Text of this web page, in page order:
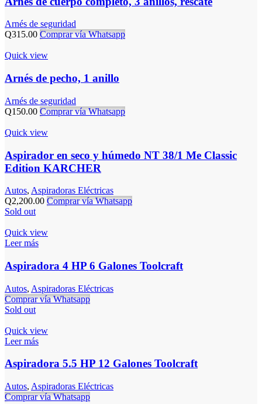
Arnés de seguridad
Q315.00 Comprar vía Whatsapp
Quick view
Arnés de pecho, 1 anillo
Arnés de seguridad
Q150.00 Comprar vía Whatsapp
Quick view
Aspirador en seco y húmedo NT 38/1 Me Classic
Edition KARCHER
Autos, Aspiradoras Eléctricas
Q2,200.00 Comprar vía Whatsapp
Sold out
Quick view
Leer más
Aspiradora 4 HP 6 Galones Toolcraft
Autos, Aspiradoras Eléctricas
Comprar vía Whatsapp
Sold out
Quick view
Leer más
Aspiradora 5.5 HP 12 Galones Toolcraft
Autos, Aspiradoras Eléctricas
Comprar vía Whatsapp